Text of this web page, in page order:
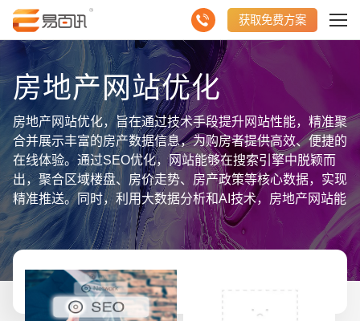
获取免费方案
房地产网站优化
房地产网站优化，旨在通过技术手段提升网站性能，精准聚
合并展示丰富的房产数据信息，为购房者提供高效、便捷的
在线体验。通过SEO优化，网站能够在搜索引擎中脱颖而
出，聚合区域楼盘、房价走势、房产政策等核心数据，实现
精准推送。同时，利用大数据分析和AI技术，房地产网站能
够智能分析用户行为，个性化推荐房源，提高用户满意度。
此外，网站还聚合了房产中介、装修公司等合作伙伴信息，
形成一站式服务平台，满足用户多元化需求。持续优化不仅
增强了网站竞争力，也促进了房地产市场的健康发展。